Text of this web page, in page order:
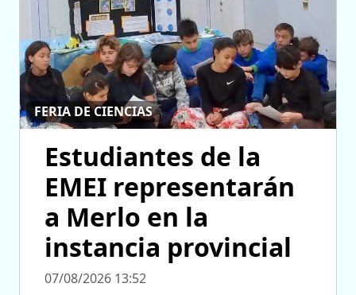
FERIA DE CIENCIAS
Estudiantes de la
EMEI representarán
a Merlo en la
instancia provincial
07/08/2026 13:52